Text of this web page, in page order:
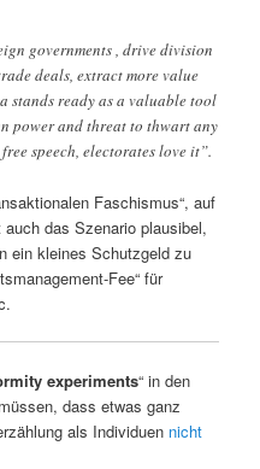
governments , drive division
deals, extract more value
stands ready as a valuable tool
power and threat to thwart any
speech, electorates love it”.
Faschismus“, auf
das Szenario plausibel,
ein kleines Schutzgeld zu
Fee“ für
experiments“ in den
dass etwas ganz
als Individuen nicht